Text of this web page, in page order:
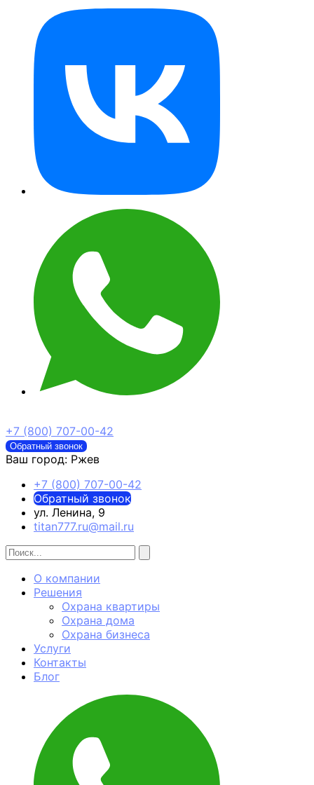
+7 (800) 707-00-42
Обратный звонок
Ваш город: Ржев
+7 (800) 707-00-42
Обратный звонок
ул. Ленина, 9
titan777.ru@mail.ru
О компании
Решения
Охрана квартиры
Охрана дома
Охрана бизнеса
Услуги
Контакты
Блог